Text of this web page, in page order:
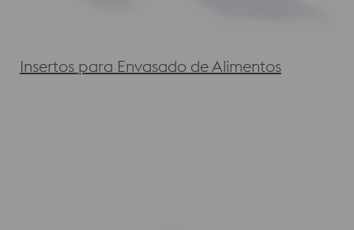
Insertos para Envasado de Alimentos